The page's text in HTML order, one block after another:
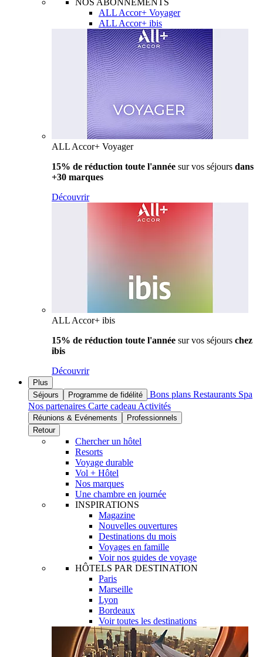
ALL Accor+ Voyager
ALL Accor+ ibis
ALL Accor+ Voyager
15% de réduction toute l'année sur vos séjours dans
+30 marques
Découvrir
ALL Accor+ ibis
15% de réduction toute l'année sur vos séjours chez
ibis
Découvrir
Plus
Séjours
Programme de fidélité Bons plans Restaurants Spa
Nos partenaires Carte cadeau Activités
Réunions & Evénements
Professionnels
Retour
Chercher un hôtel
Resorts
Voyage durable
Vol + Hôtel
Nos marques
Une chambre en journée
INSPIRATIONS
Magazine
Nouvelles ouvertures
Destinations du mois
Voyages en famille
Voir nos guides de voyage
HÔTELS PAR DESTINATION
Paris
Marseille
Lyon
Bordeaux
Voir toutes les destinations